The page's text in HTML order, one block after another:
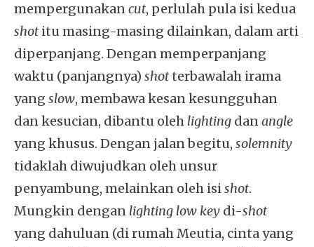
mempergunakancut, perlulah pula isi kedua
shotitu masing-masing dilainkan, dalam arti
diperpanjang. Dengan memperpanjang
waktu (panjangnya) shotterbawalah irama
yang slow, membawa kesan kesungguhan
dan kesucian, dibantu oleh lighting danangle
yang khusus. Dengan jalan begitu, solemnity
tidaklah diwujudkan oleh unsur
penyambung, melainkan oleh isishot.
Mungkin dengan lighting low key di-shot
yang dahuluan (di rumah Meutia, cinta yang